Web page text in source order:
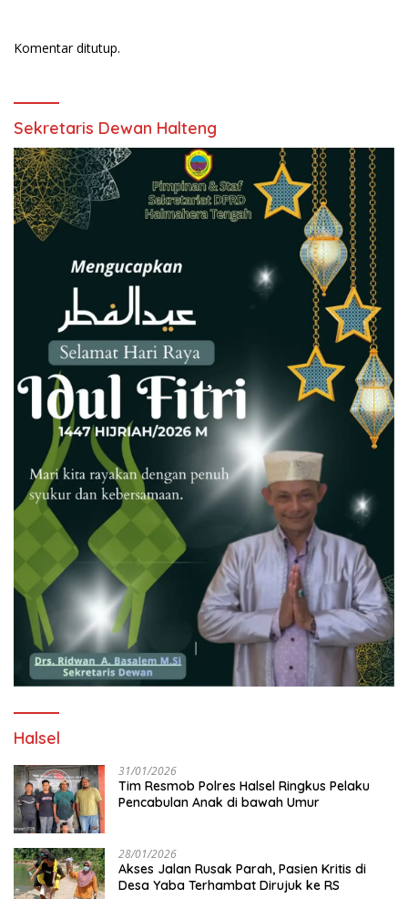
Komentar ditutup.
Sekretaris Dewan Halteng
Halsel
31/01/2026
Tim Resmob Polres Halsel Ringkus Pelaku
Pencabulan Anak di bawah Umur
28/01/2026
Akses Jalan Rusak Parah, Pasien Kritis di
Desa Yaba Terhambat Dirujuk ke RS